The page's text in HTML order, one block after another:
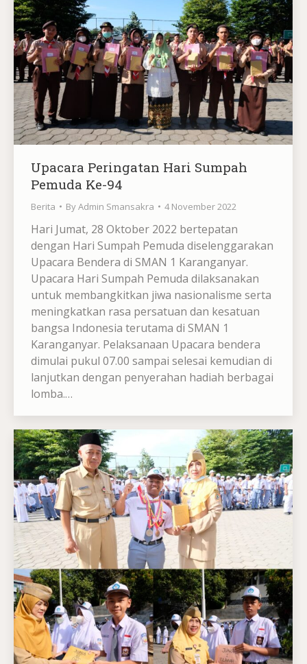
Upacara Peringatan Hari Sumpah
Pemuda Ke-94
Berita ByAdmin Smansakra 4 November 2022
Hari Jumat, 28 Oktober 2022 bertepatan
dengan Hari Sumpah Pemuda diselenggarakan
Upacara Bendera di SMAN 1 Karanganyar.
Upacara Hari Sumpah Pemuda dilaksanakan
untuk membangkitkan jiwa nasionalisme serta
meningkatkan rasa persatuan dan kesatuan
bangsa Indonesia terutama di SMAN 1
Karanganyar. Pelaksanaan Upacara bendera
dimulai pukul 07.00 sampai selesai kemudian di
lanjutkan dengan penyerahan hadiah berbagai
lomba.…